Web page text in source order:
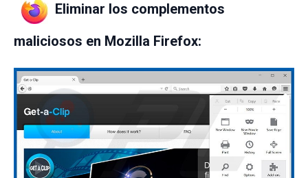
Eliminar los complementos
maliciosos en Mozilla Firefox: